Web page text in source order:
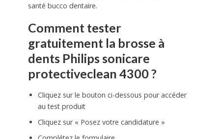
santé bucco dentaire.
Comment tester
gratuitement la brosse à
dents Philips sonicare
protectiveclean 4300 ?
Cliquez sur le bouton ci-dessous pour accéder
au test produit
Cliquez sur « Posez votre candidature »